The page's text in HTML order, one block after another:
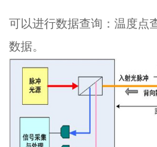
可以进行数据查询：温度点
数据。